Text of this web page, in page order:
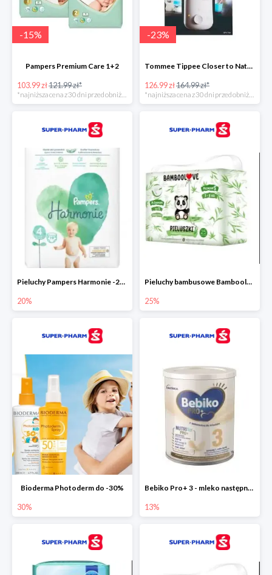
-15%
Pampers Premium Care 1+2
103.99 zł121.99 zł*
*najniższa cena z 30 dni przed obniżką
-23%
Tommee Tippee Closer to Nature - elektryczny podgrzewacz butelek i pokarmu
126.99 zł164.99 zł*
*najniższa cena z 30 dni przed obniżką
Pieluchy Pampers Harmonie -20%
20%
Pieluchy bambusowe Bamboolove S -25%
25%
Bioderma Photoderm do -30%
30%
Bebiko Pro+ 3 - mleko następne dla dzieci -13%
13%